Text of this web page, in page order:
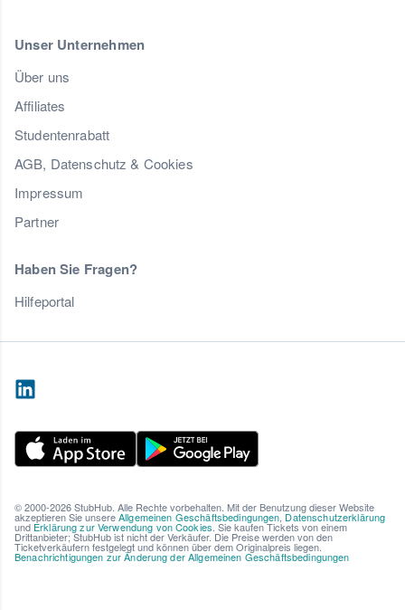
Unser Unternehmen
Über uns
Affiliates
Studentenrabatt
AGB, Datenschutz & Cookies
Impressum
Partner
Haben Sie Fragen?
Hilfeportal
© 2000-2026 StubHub. Alle Rechte vorbehalten. Mit der Benutzung dieser Website
akzeptieren Sie unsereAllgemeinen Geschäftsbedingungen Datenschutzerklärung
und Erklärung zur Verwendung von Cookies . Sie kaufen Tickets von einem
Drittanbieter; StubHub ist nicht der Verkäufer. Die Preise werden von den
Ticketverkäufern festgelegt und können über dem Originalpreis liegen.
Benachrichtigungen zur Änderung der Allgemeinen Geschäftsbedingungen